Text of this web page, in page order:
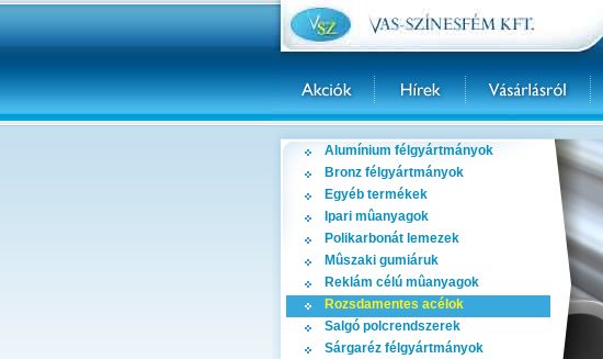
Alumínium félgyártmányok
Bronz félgyártmányok
Egyéb termékek
Ipari mûanyagok
Polikarbonát lemezek
Mûszaki gumiáruk
Reklám célú mûanyagok
Rozsdamentes acélok
Salgó polcrendszerek
Sárgaréz félgyártmányok